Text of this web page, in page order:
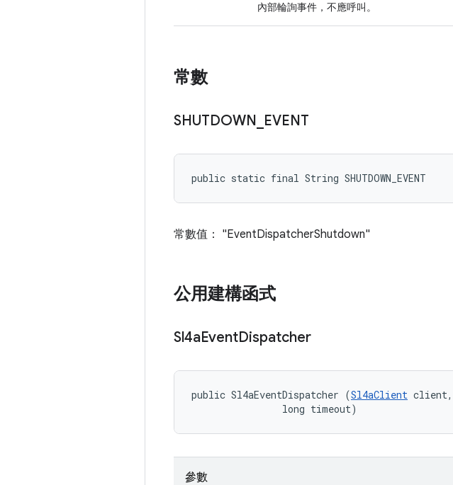
內部輪詢事件，不應呼叫。
常數
SHUTDOWN EVENT
public static final String SHUTDOWN_EVENT
常數值： "EventDispatcherShutdown"
公用建構函式
Sl4aEventDispatcher
public Sl4aEventDispatcher (Sl4aClient client,
                long timeout)
參數